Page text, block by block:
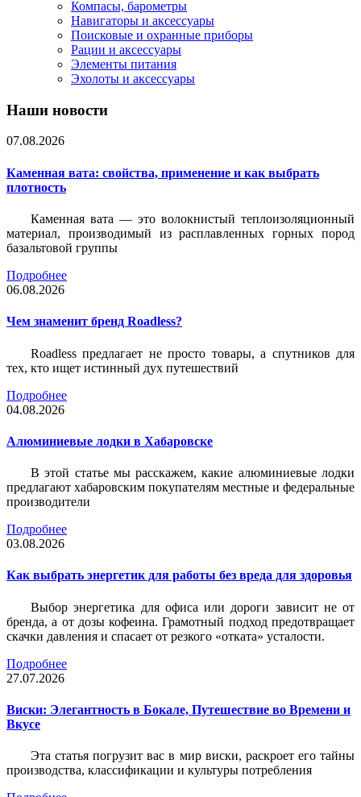
Компасы, барометры
Навигаторы и аксессуары
Поисковые и охранные приборы
Рации и аксессуары
Элементы питания
Эхолоты и аксессуары
Наши новости
07.08.2026
Каменная вата: свойства, применение и как выбрать
плотность
Каменная вата — это волокнистый теплоизоляционный
материал, производимый из расплавленных горных пород
базальтовой группы
Подробнее
06.08.2026
Чем знаменит бренд Roadless?
Roadless предлагает не просто товары, а спутников для
тех, кто ищет истинный дух путешествий
Подробнее
04.08.2026
Алюминиевые лодки в Хабаровске
В этой статье мы расскажем, какие алюминиевые лодки
предлагают хабаровским покупателям местные и федеральные
производители
Подробнее
03.08.2026
Как выбрать энергетик для работы без вреда для здоровья
Выбор энергетика для офиса или дороги зависит не от
бренда, а от дозы кофеина. Грамотный подход предотвращает
скачки давления и спасает от резкого «отката» усталости.
Подробнее
27.07.2026
Виски: Элегантность в Бокале, Путешествие во Времени и
Вкусе
Эта статья погрузит вас в мир виски, раскроет его тайны
производства, классификации и культуры потребления